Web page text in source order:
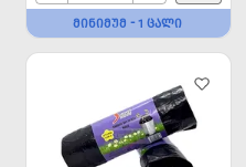
ᲛᲘᲜᲘᲛᲣᲛ - 1 ᲪᲐᲚᲘ